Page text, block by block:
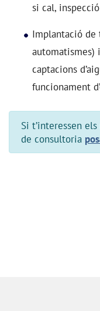
si cal,
Implantació
automatismes)
captacions
funcionament
Si t’interessen
de consultoria